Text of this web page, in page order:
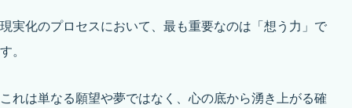
現実化のプロセスにおいて、最も重要なのは「想う力」で
す。
これは単なる願望や夢ではなく、心の底から湧き上がる確